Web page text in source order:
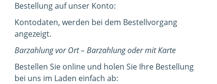
Bestellung auf unser Konto:
Kontodaten, werden bei dem Bestellvorgang
angezeigt.
Barzahlung vor Ort – Barzahlung oder mit Karte
Bestellen Sie online und holen Sie Ihre Bestellung
bei uns im Laden einfach ab: